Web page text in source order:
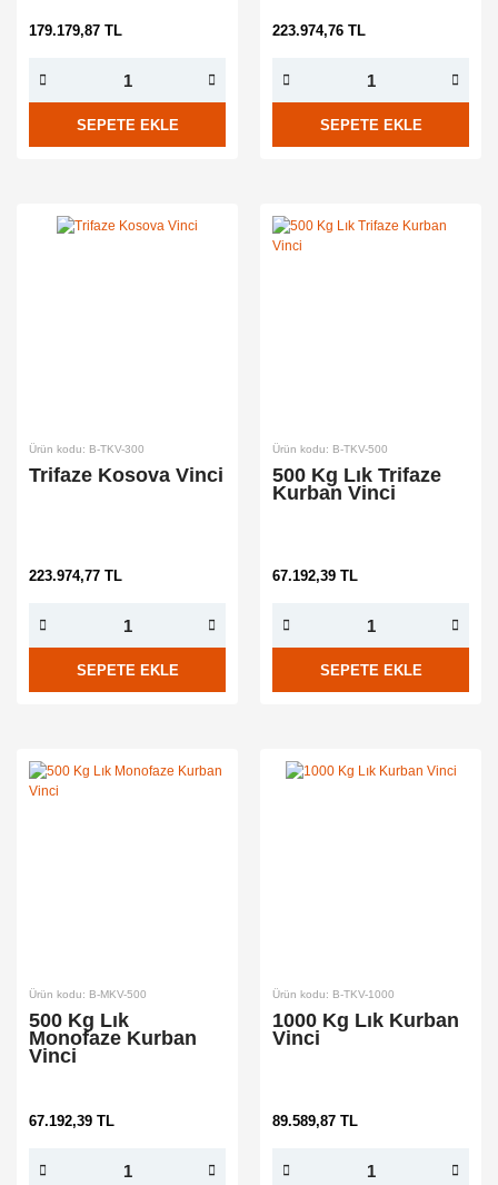
179.179,87 TL
SEPETE EKLE
223.974,76 TL
SEPETE EKLE
Ürün kodu: B-TKV-300
Trifaze Kosova Vinci
223.974,77 TL
SEPETE EKLE
Ürün kodu: B-TKV-500
500 Kg Lık Trifaze
Kurban Vinci
67.192,39 TL
SEPETE EKLE
Ürün kodu: B-MKV-500
500 Kg Lık
Monofaze Kurban
Vinci
67.192,39 TL
Ürün kodu: B-TKV-1000
1000 Kg Lık Kurban
Vinci
89.589,87 TL